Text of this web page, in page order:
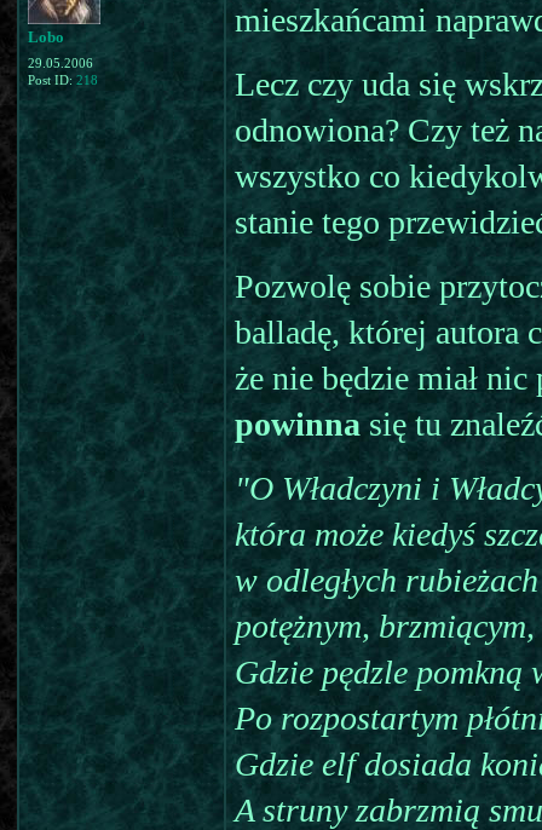
Lobo
29.05.2006
Post ID: 218
mieszkańcami
Lecz czy uda się
odnowiona? Czy też
wszystko co
stanie tego
Pozwolę sobie
balladę, której autora
że nie będzie miał
powinnasię tu
"O Władczyni i
która może kiedyś
w odległych
potężnym,
Gdzie pędzle pomkną
Po rozpostartym
Gdzie elf dosiada
A struny zabrzmią